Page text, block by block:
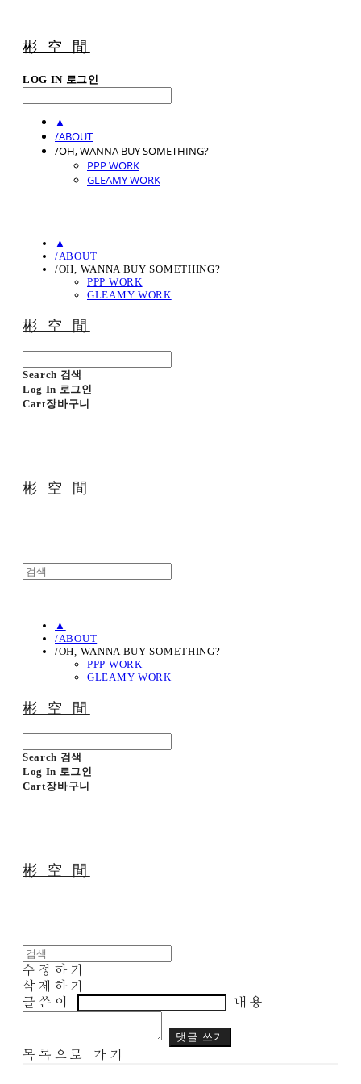
彬 空 間
LOG IN 로그인
▲
/ABOUT
/OH, WANNA BUY SOMETHING?
PPP WORK
GLEAMY WORK
▲
/ABOUT
/OH, WANNA BUY SOMETHING?
PPP WORK
GLEAMY WORK
彬 空 間
Search 검색
Log In 로그인
Cart장바구니
彬 空 間
▲
/ABOUT
/OH, WANNA BUY SOMETHING?
PPP WORK
GLEAMY WORK
彬 空 間
Search 검색
Log In 로그인
Cart장바구니
彬 空 間
수정하기
삭제하기
글쓴이
내용
댓글 쓰기
목록으로 가기